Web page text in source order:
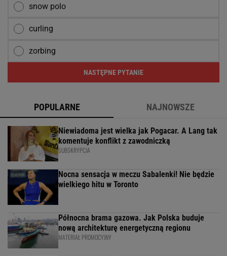
snow polo
curling
zorbing
NASTĘPNE PYTANIE
POPULARNE NAJNOWSZE
Niewiadoma jest wielka jak Pogacar. A Lang tak
komentuje konflikt z zawodniczką
SUBSKRYPCJA
Nocna sensacja w meczu Sabalenki! Nie będzie
wielkiego hitu w Toronto
Północna brama gazowa. Jak Polska buduje
nową architekturę energetyczną regionu
MATERIAŁ PROMOCYJNY